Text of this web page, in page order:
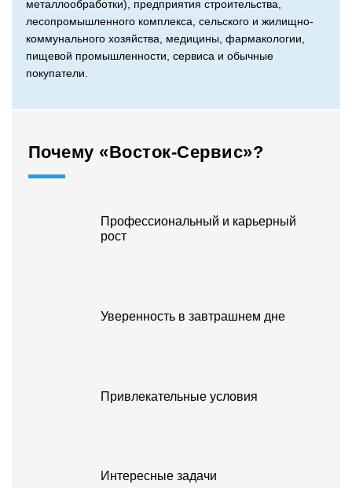
металлообработки), предприятия строительства,
лесопромышленного комплекса, сельского и жилищно-
коммунального хозяйства, медицины, фармакологии,
пищевой промышленности, сервиса и обычные
покупатели.
Почему «Восток-Сервис»?
Профессиональный и карьерный
рост
Уверенность в завтрашнем дне
Привлекательные условия
Интересные задачи